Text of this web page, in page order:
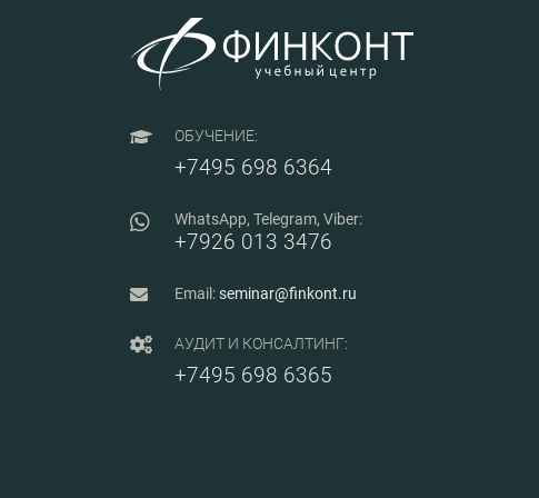
2024
ОБУЧЕНИЕ:
+7495 698 6364
WhatsApp, Telegram, Viber:
+7926 013 3476
Email:seminar@finkont.ru
АУДИТ И КОНСАЛТИНГ:
+7495 698 6365